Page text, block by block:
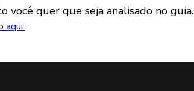
quer que seja analisado no guia.
aqui.